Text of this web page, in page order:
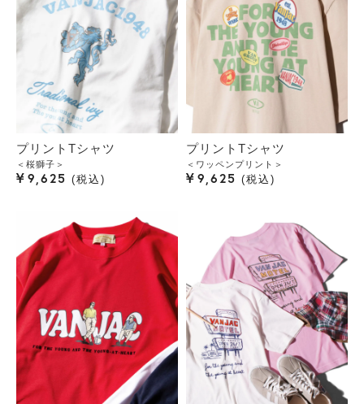
プリントTシャツ
＜桜獅子＞
¥ 9,625 税込
プリントTシャツ
＜ワッペンプリント＞
¥ 9,625 税込